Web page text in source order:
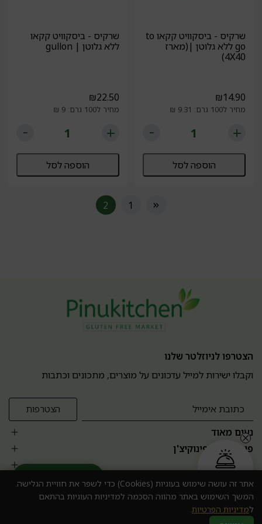
שרקיס - ביסקוויט קקאו to
go ללא גלוטן |(מארז
4X40)
₪14.90
מחיר ל100 גרם: 9.31 ₪
הוספה לסל
שרקיס - ביסקוויט קקאו
ללא גלוטן | gullon
₪22.50
מחיר ל100 גרם: 9 ₪
הוספה לסל
1
2
הצטרפו לניוזלטר שלנו
וקבלו ישירות למייל עדכונים על מוצרים, מתכונים וכתבות
נעים מאוד
פופולרים בפינוקיצ'ן
אזור אישי
אתר זה עושה שימוש בעוגיות (Cookies) כדי לשפר את חוויית הגלישה.
המשך השימוש באתר מהווה הסכמה למדיניות העוגיות בהתאם
למדיניות הפרטיות.